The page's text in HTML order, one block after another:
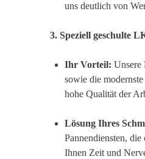
uns deutlich von
3. Speziell geschulte
Ihr Vorteil: Unsere
sowie die
hohe Qualität der
Lösung Ihres
Pannendiensten,
Ihnen Zeit und